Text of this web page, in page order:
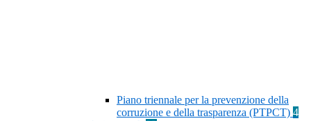
Piano triennale per la prevenzione della
corruzione e della trasparenza (PTPCT) 4